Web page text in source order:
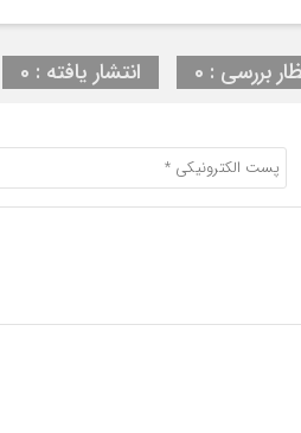
بررسی : 0 انتشار یافته : 0